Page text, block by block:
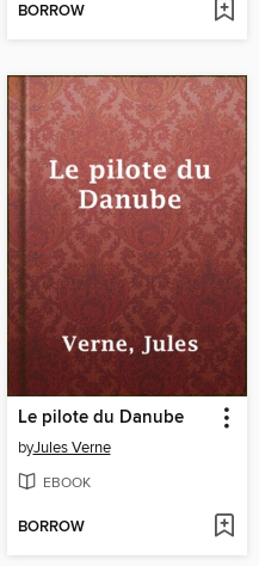
BORROW
Le pilote du Danube
byJules Verne
EBOOK
BORROW